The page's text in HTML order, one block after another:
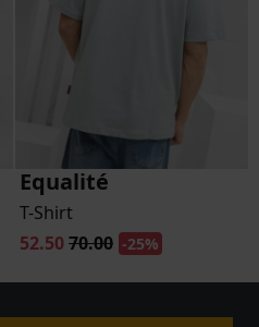
Equalité
T-Shirt
52.5070.00 -25%